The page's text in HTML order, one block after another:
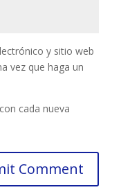
y sitio web
vez que haga un
cada nueva